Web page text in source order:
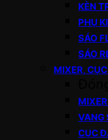
KÈN
PHỤ
SÁO
SÁO
MIXER,
VANG
CỤC